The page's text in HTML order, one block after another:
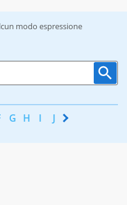
modo espressione
G H I J K